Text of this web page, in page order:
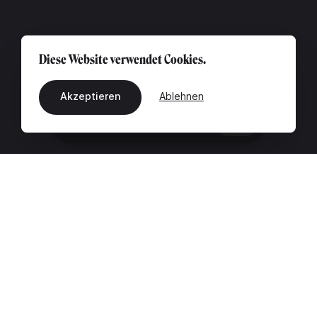
Diese Website verwendet Cookies.
Akzeptieren Ablehnen